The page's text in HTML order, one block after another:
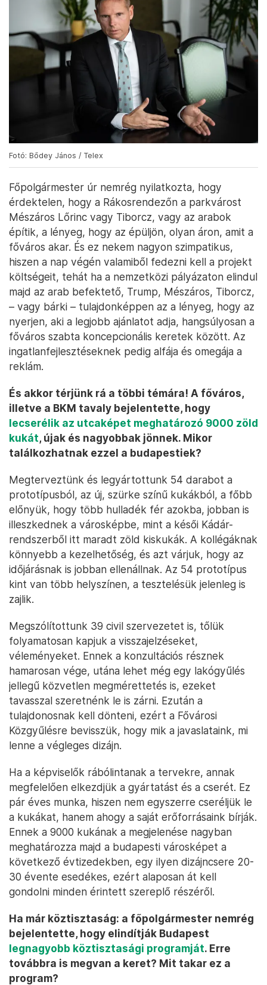
Fotó: Bődey János / Telex
Főpolgármester úr nemrég nyilatkozta, hogy
érdektelen, hogy a Rákosrendezőn a parkvárost
Mészáros Lőrinc vagy Tiborcz, vagy az arabok
építik, a lényeg, hogy az épüljön, olyan áron, amit a
főváros akar. És ez nekem nagyon szimpatikus,
hiszen a nap végén valamiből fedezni kell a projekt
költségeit, tehát ha a nemzetközi pályázaton elindul
majd az arab befektető, Trump, Mészáros, Tiborcz,
– vagy bárki – tulajdonképpen az a lényeg, hogy az
nyerjen, aki a legjobb ajánlatot adja, hangsúlyosan a
főváros szabta koncepcionális keretek között. Az
ingatlanfejlesztéseknek pedig alfája és omegája a
reklám.
És akkor térjünk rá a többi témára! A főváros,
illetve a BKM tavaly bejelentette, hogy
lecserélik az utcaképet meghatározó 9000 zöld
kukát, újak és nagyobbak jönnek. Mikor
találkozhatnak ezzel a budapestiek?
Megterveztünk és legyártottunk 54 darabot a
prototípusból, az új, szürke színű kukákból, a főbb
előnyük, hogy több hulladék fér azokba, jobban is
illeszkednek a városképbe, mint a késői Kádár-
rendszerből itt maradt zöld kiskukák. A kollégáknak
könnyebb a kezelhetőség, és azt várjuk, hogy az
időjárásnak is jobban ellenállnak. Az 54 prototípus
kint van több helyszínen, a tesztelésük jelenleg is
zajlik.
Megszólítottunk 39 civil szervezetet is, tőlük
folyamatosan kapjuk a visszajelzéseket,
véleményeket. Ennek a konzultációs résznek
hamarosan vége, utána lehet még egy lakógyűlés
jellegű közvetlen megmérettetés is, ezeket
tavasszal szeretnénk le is zárni. Ezután a
tulajdonosnak kell dönteni, ezért a Fővárosi
Közgyűlésre bevisszük, hogy mik a javaslataink, mi
lenne a végleges dizájn.
Ha a képviselők rábólintanak a tervekre, annak
megfelelően elkezdjük a gyártatást és a cserét. Ez
pár éves munka, hiszen nem egyszerre cseréljük le
a kukákat, hanem ahogy a saját erőforrásaink bírják.
Ennek a 9000 kukának a megjelenése nagyban
meghatározza majd a budapesti városképet a
következő évtizedekben, egy ilyen dizájncsere 20-
30 évente esedékes, ezért alaposan át kell
gondolni minden érintett szereplő részéről.
Ha már köztisztaság: a főpolgármester nemrég
bejelentette, hogy elindítják Budapest
legnagyobb köztisztasági programját. Erre
továbbra is megvan a keret? Mit takar ez a
program?